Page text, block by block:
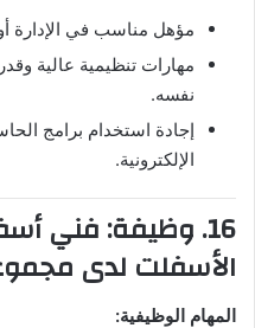
مؤهل مناسب في الإدارة
مهارات تنظيمية عالية
نفسه.
إجادة استخدام برامج
الإلكترونية.
16. وظيفة: فني
الأسفلت لدى
المهام الوظيفية: